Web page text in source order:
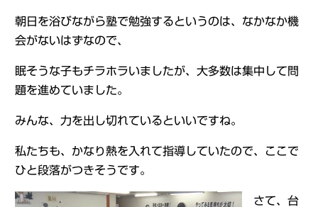
朝日を浴びながら塾で勉強するというのは、なかなか機
会がないはずなので、
眠そうな子もチラホラいましたが、大多数は集中して問
題を進めていました。
みんな、力を出し切れているといいですね。
私たちも、かなり熱を入れて指導していたので、ここで
ひと段落がつきそうです。
さて、台